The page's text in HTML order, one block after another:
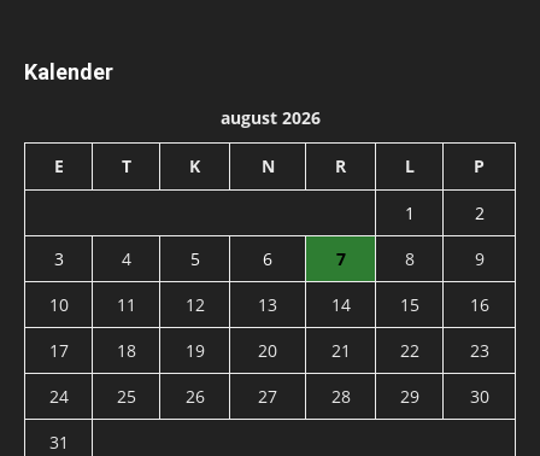
Kalender
august 2026
E T K N R L P
1
2
3
4 5 6 7 8
9
10
11 12 13 14 15
16
17
18 19 20 21 22
23
24
25 26 27 28 29
30
31